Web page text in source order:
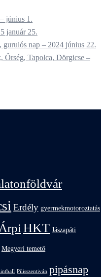
június 1.
január 25.
gurulós nap – 2024 június 22.
Őrség, Tapolca, Dörgicse –
Erdély gyermekmotoroztatás
HKT Jászapáti
Megyeri temető
Pilisszentiván pipásnap